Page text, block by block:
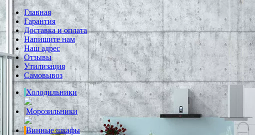
Главная
Гарантия
Доставка и оплата
Напишите нам
Наш адрес
Отзывы
Утилизация
Самовывоз
Холодильники
Морозильники
Винные шкафы